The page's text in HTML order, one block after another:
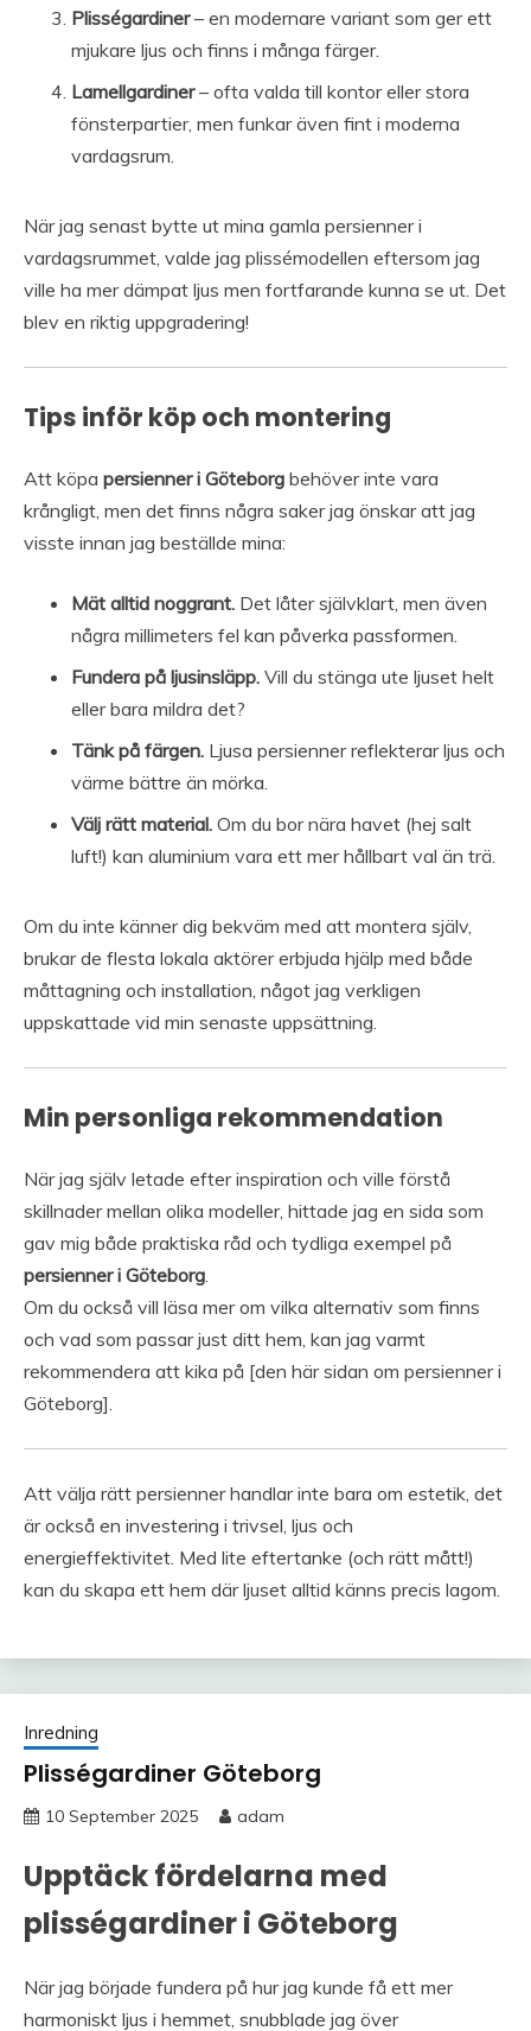
Plisségardiner– en modernare variant som ger ett
mjukare ljus och finns i många färger.
Lamellgardiner– ofta valda till kontor eller stora
fönsterpartier, men funkar även fint i moderna
vardagsrum.
När jag senast bytte ut mina gamla persienner i
vardagsrummet, valde jag plissémodellen eftersom jag
ville ha mer dämpat ljus men fortfarande kunna se ut. Det
blev en riktig uppgradering!
Tips inför köp och montering
Att köpa persienner i Göteborg behöver inte vara
krångligt, men det finns några saker jag önskar att jag
visste innan jag beställde mina:
Mät alltid noggrant. Det låter självklart, men även
några millimeters fel kan påverka passformen.
Fundera på ljusinsläpp. Vill du stänga ute ljuset helt
eller bara mildra det?
Tänk på färgen. Ljusa persienner reflekterar ljus och
värme bättre än mörka.
Välj rätt material. Om du bor nära havet (hej salt
luft!) kan aluminium vara ett mer hållbart val än trä.
Om du inte känner dig bekväm med att montera själv,
brukar de flesta lokala aktörer erbjuda hjälp med både
måttagning och installation, något jag verkligen
uppskattade vid min senaste uppsättning.
Min personliga rekommendation
När jag själv letade efter inspiration och ville förstå
skillnader mellan olika modeller, hittade jag en sida som
gav mig både praktiska råd och tydliga exempel på
persienner i Göteborg
Om du också vill läsa mer om vilka alternativ som finns
och vad som passar just ditt hem, kan jag varmt
rekommendera att kika på [den här sidan om persienner i
Göteborg].
Att välja rätt persienner handlar inte bara om estetik, det
är också en investering i trivsel, ljus och
energieffektivitet. Med lite eftertanke (och rätt mått!)
kan du skapa ett hem där ljuset alltid känns precis lagom.
Inredning
Plisségardiner Göteborg
10 September 2025 adam
Upptäck fördelarna med
plisségardiner i Göteborg
När jag började fundera på hur jag kunde få ett mer
harmoniskt ljus i hemmet, snubblade jag över